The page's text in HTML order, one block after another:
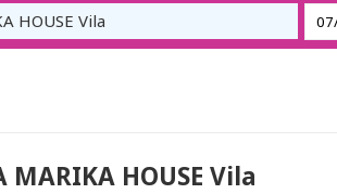
HOUSE Vila
MARIKA HOUSE Vila